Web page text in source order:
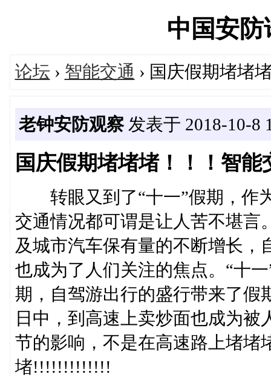
中国安
论坛 › 智能交通 › 国庆假期堵堵
老钟安防观察发表于 2018-10-8
国庆假期堵堵堵！！！智能
转眼又到了“十一”假期，作
交通情况都可谓是让人苦不堪言
及城市汽车保有量的不断增长，
也成为了人们关注的焦点。“十
期，自驾游出行的盛行带来了假
日中，到高速上卖炒面也成为
节的影响，不是在高速路上堵堵
堵!!!!!!!!!!!!!